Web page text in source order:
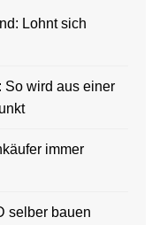
Lohnt sich
So wird aus einer
immer
selber bauen